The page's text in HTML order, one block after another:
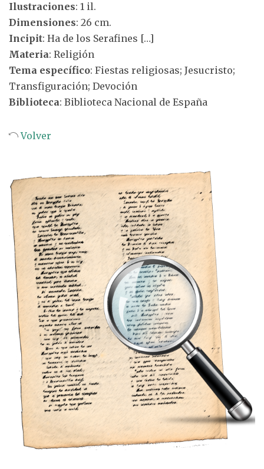
Ilustraciones: 1 il.
Dimensiones: 26 cm.
Incipit: Ha de los Serafines […]
Materia: Religión
Tema específico: Fiestas religiosas; Jesucristo;
Transfiguración; Devoción
Biblioteca: Biblioteca Nacional de España
Volver